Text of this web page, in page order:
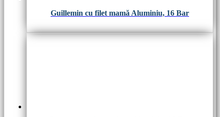
Guillemin cu filet mamă Aluminiu, 16 Bar